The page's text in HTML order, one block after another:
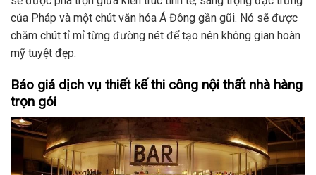
của Pháp và một chút văn hóa Á Đông gần gũi. Nó sẽ được
chăm chút tỉ mỉ từng đường nét để tạo nên không gian hoàn
mỹ tuyệt đẹp.
Báo giá dịch vụ thiết kế thi công nội thất nhà hàng
trọn gói